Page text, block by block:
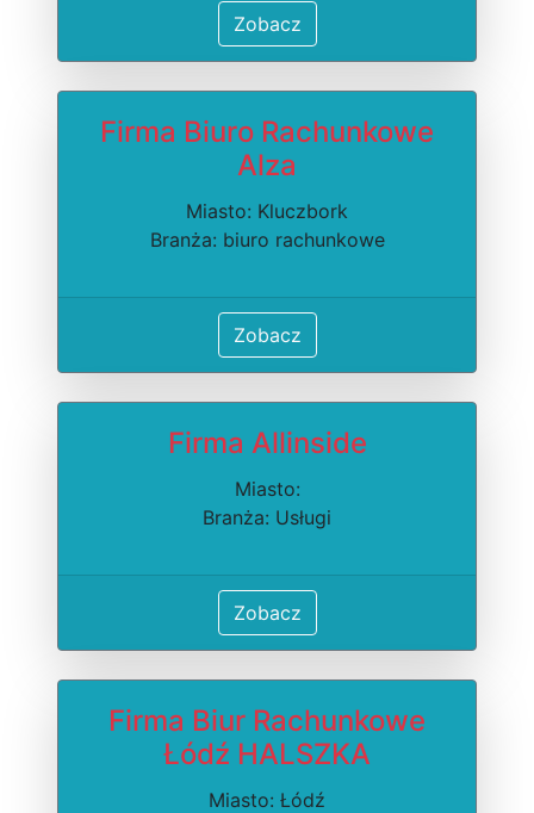
Zobacz
Firma Biuro Rachunkowe
Alza
Miasto: Kluczbork
Branża: biuro rachunkowe
Zobacz
Firma Allinside
Miasto:
Branża: Usługi
Zobacz
Firma Biur Rachunkowe
Łódź HALSZKA
Miasto: Łódź